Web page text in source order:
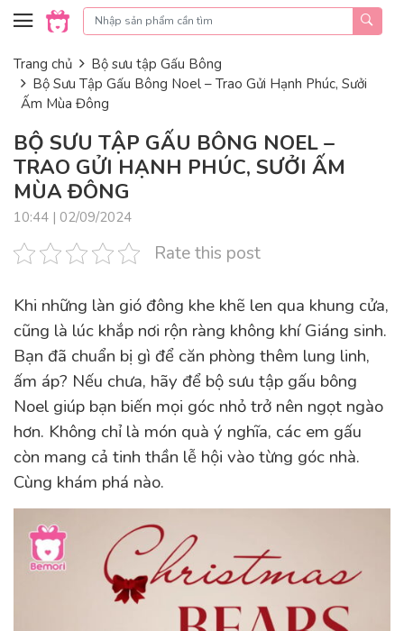
Skip to content
Trang chủ
Bộ sưu tập Gấu Bông
Bộ Sưu Tập Gấu Bông Noel – Trao Gửi Hạnh Phúc, Sưởi
Ấm Mùa Đông
BỘ SƯU TẬP GẤU BÔNG NOEL –
TRAO GỬI HẠNH PHÚC, SƯỞI ẤM
MÙA ĐÔNG
10:44 | 02/09/2024
Rate this post
Khi những làn gió đông khe khẽ len qua khung cửa,
cũng là lúc khắp nơi rộn ràng không khí Giáng sinh.
Bạn đã chuẩn bị gì để căn phòng thêm lung linh,
ấm áp? Nếu chưa, hãy để bộ sưu tập gấu bông
Noel giúp bạn biến mọi góc nhỏ trở nên ngọt ngào
hơn. Không chỉ là món quà ý nghĩa, các em gấu
còn mang cả tinh thần lễ hội vào từng góc nhà.
Cùng khám phá nào.